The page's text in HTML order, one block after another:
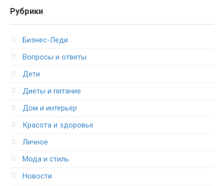
Рубрики
Бизнес-Леди
Вопросы и ответы
Дети
Диеты и питание
Дом и интерьер
Красота и здоровье
Личное
Мода и стиль
Новости